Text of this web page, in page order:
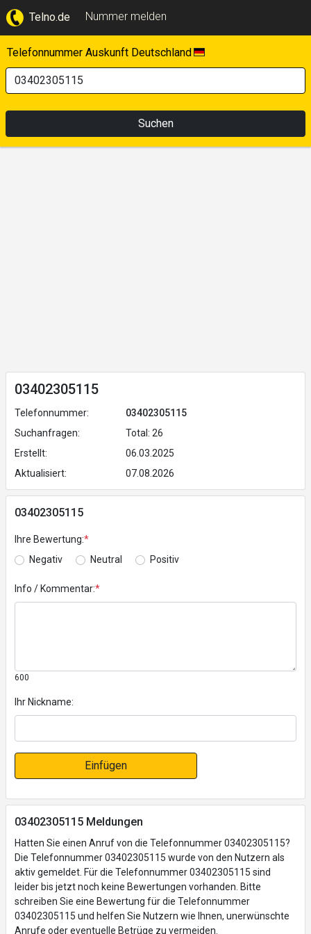
Telno.de Nummer melden
Telefonnummer Auskunft Deutschland
Suchen
03402305115
Telefonnummer:
03402305115
Suchanfragen:
Total: 26
Erstellt:
06.03.2025
Aktualisiert:
07.08.2026
03402305115
Ihre Bewertung:*
Negativ
Neutral Positiv
Info / Kommentar:*
600
Ihr Nickname:
Einfügen
03402305115 Meldungen
Hatten Sie einen Anruf von die Telefonnummer 03402305115?
Die Telefonnummer 03402305115 wurde von den Nutzern als
aktiv gemeldet. Für die Telefonnummer 03402305115 sind
leider bis jetzt noch keine Bewertungen vorhanden. Bitte
schreiben Sie eine Bewertung für die Telefonnummer
03402305115 und helfen Sie Nutzern wie Ihnen, unerwünschte
Anrufe oder eventuelle Betrüge zu vermeiden.